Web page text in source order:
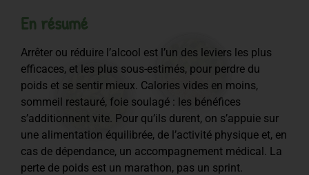
En résumé
Arrêter ou réduire l’alcool est l’un des leviers les plus
efficaces, et les plus sous-estimés, pour perdre du
poids et se sentir mieux. Calories vides en moins,
sommeil restauré, foie soulagé : les bénéfices
s’additionnent vite. Pour qu’ils durent, on s’appuie sur
une alimentation équilibrée, de l’activité physique et, en
cas de dépendance, un accompagnement médical. La
perte de poids est un marathon, pas un sprint.